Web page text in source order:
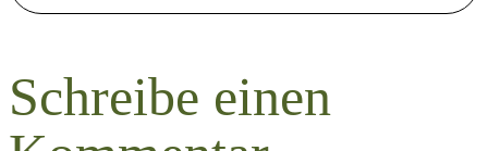
Schreibe einen